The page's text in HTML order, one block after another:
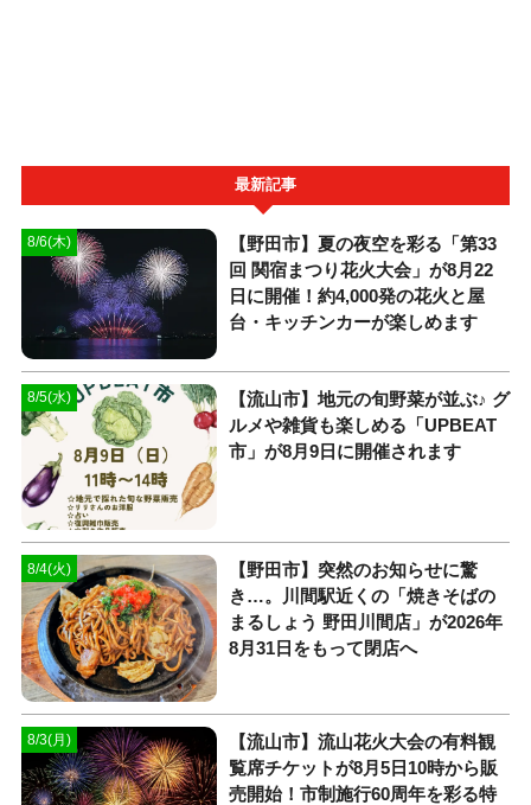
最新記事
8/6(木)
【野田市】夏の夜空を彩る「第33
回 関宿まつり花火大会」が8月22
日に開催！約4,000発の花火と屋
台・キッチンカーが楽しめます
8/5(水)
【流山市】地元の旬野菜が並ぶ♪ グ
ルメや雑貨も楽しめる「UPBEAT
市」が8月9日に開催されます
8/4(火)
【野田市】突然のお知らせに驚
き…。川間駅近くの「焼きそばの
まるしょう 野田川間店」が2026年
8月31日をもって閉店へ
8/3(月)
【流山市】流山花火大会の有料観
覧席チケットが8月5日10時から販
売開始！市制施行60周年を彩る特